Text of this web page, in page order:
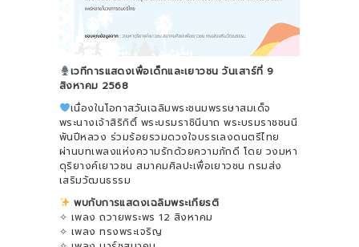
เวทีการแสดงเพื่อเด็กและเยาวชน วันเสาร์ที่ 9
สิงหาคม 2568
เนื่องในโอกาสวันเฉลิมพระชนมพรรษาสมเด็จ
พระนางเจ้าสิริกิติ์ พระบรมราชินีนาถ พระบรมราชชนนี
พันปีหลวง ร่วมร้อยรวมดวงใจบรรเลงดนตรีไทย
ผ่านบทเพลงแห่งความรักด้วยความภักดี โดย วงมหา
ดุริยางค์เยาวชน สมาคมศิลปะเพื่อเยาวชน กรมส่ง
เสริมวัฒนธรรม
พบกับการแสดงเฉลิมพระเกียรติ
✧ เพลง ถวายพระพร 12 สิงหาคม
✧ เพลง ทรงพระเจริญ